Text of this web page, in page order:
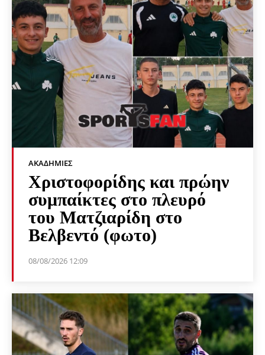
ΑΚΑΔΗΜΊΕΣ
Χριστοφορίδης και πρώην
συμπαίκτες στο πλευρό
του Ματζιαρίδη στο
Βελβεντό (φωτο)
08/08/2026 12:09